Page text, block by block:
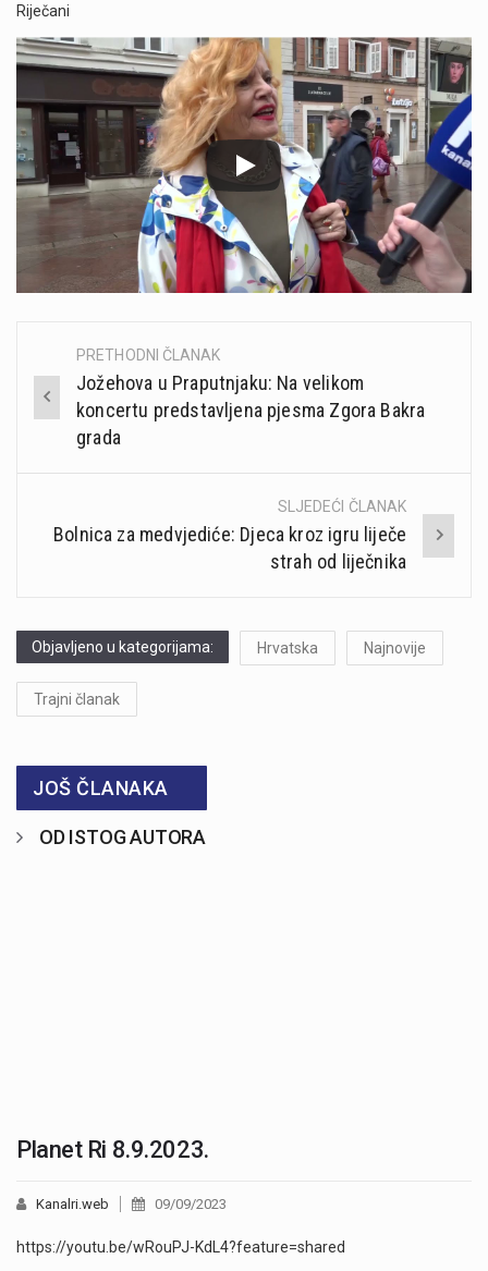
Riječani
Post
navigation
PRETHODNI ČLANAK
Jožehova u Praputnjaku: Na velikom
koncertu predstavljena pjesma Zgora Bakra
grada
SLJEDEĆI ČLANAK
Bolnica za medvjediće: Djeca kroz igru liječe
strah od liječnika
Objavljeno u kategorijama: Hrvatska Najnovije
Trajni članak
JOŠ ČLANAKA
OD ISTOG AUTORA
Planet Ri 8.9.2023.
Kanalri.web 09/09/2023
https://youtu.be/wRouPJ-KdL4?feature=shared